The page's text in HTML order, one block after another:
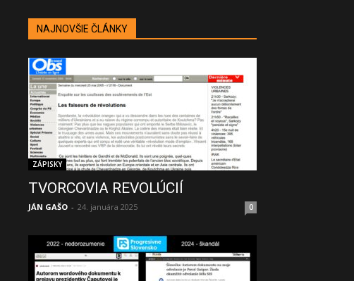
NAJNOVŠIE ČLÁNKY
ZÁPISKY
TVORCOVIA REVOLÚCIÍ
JÁN GAŠO - 24. januára 2025 0